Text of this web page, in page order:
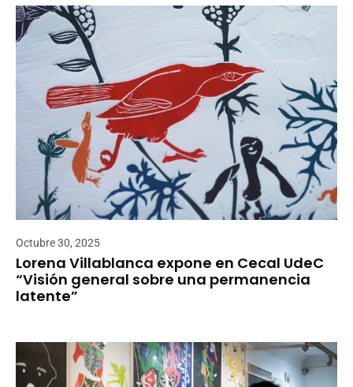
Octubre 30, 2025
Lorena Villablanca expone en Cecal UdeC
“Visión general sobre una permanencia
latente”